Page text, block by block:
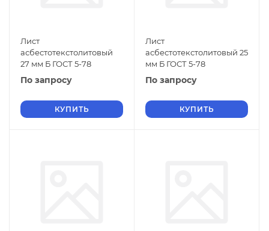
Лист
асбестотекстолитовый
27 мм Б ГОСТ 5-78
По запросу
КУПИТЬ
Лист
асбестотекстолитовый 25
мм Б ГОСТ 5-78
По запросу
КУПИТЬ